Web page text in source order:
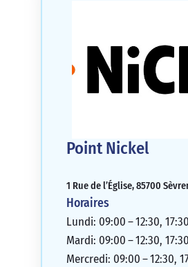
Point Nickel
1 Rue de l’Église, 85700
Horaires
Lundi: 09:00 – 12:30,
Mardi: 09:00 – 12:30,
Mercredi: 09:00 – 12:30,